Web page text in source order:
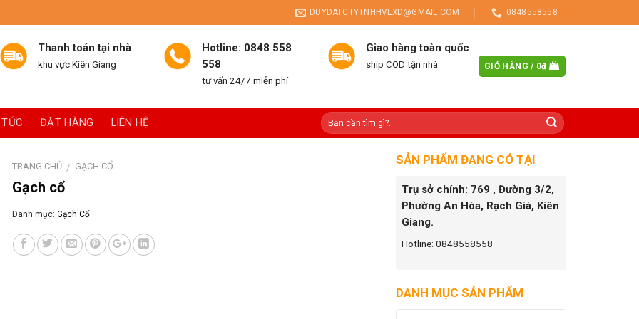
DUYDATCTYTNHHVLXD@GMAIL.COM 0848558558
Thanh toán tại nhà
khu vực Kiên Giang
Hotline: 0848 558
558
tư vấn 24/7 miễn phí
Giao hàng toàn quốc
ship COD tận nhà GIỎ HÀNG / 0₫
ĐẶT HÀNG LIÊN HỆ
TRANG CHỦ / GẠCH CỔ
Gạch cổ
Danh mục: Gạch Cổ
SẢN PHẨM ĐANG CÓ TẠI
Trụ sở chính: 769 , Đường 3/2,
Phường An Hòa, Rạch Giá, Kiên
Giang.
Hotline: 0848558558
DANH MỤC SẢN PHẨM